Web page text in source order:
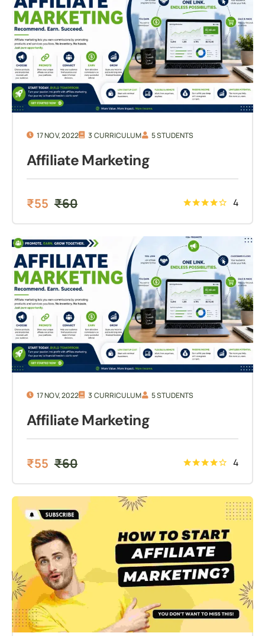
17 NOV, 2022 3 CURRICULUM 5 STUDENTS
Affiliate Marketing
₹60
₹55 4
17 NOV, 2022 3 CURRICULUM 5 STUDENTS
Affiliate Marketing
₹60
₹55 4